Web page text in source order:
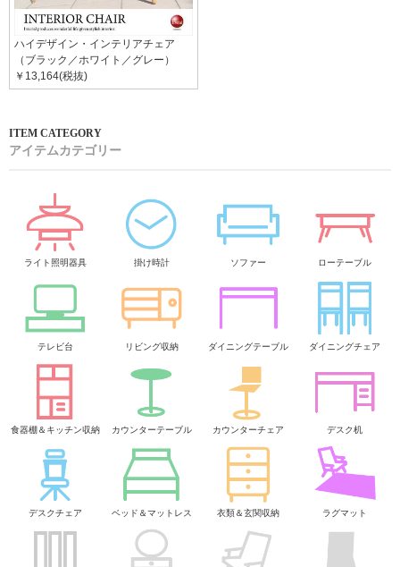
ハイデザイン・インテリアチェア
（ブラック／ホワイト／グレー）
￥13,164(税抜)
アイテムカテゴリー
ライト照明器具 掛け時計 ソファー ローテーブル
テレビ台 リビング収納 ダイニングテーブル ダイニングチェア
食器棚＆キッチン収納 カウンターテーブル カウンターチェア デスク机
デスクチェア ベッド＆マットレス 衣類＆玄関収納 ラグマット